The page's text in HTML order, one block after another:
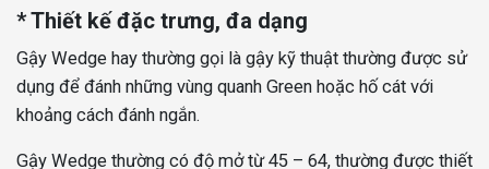
* Thiết kế đặc trưng, đa dạng
Gậy Wedge hay thường gọi là gậy kỹ thuật thường được sử
dụng để đánh những vùng quanh Green hoặc hố cát với
khoảng cách đánh ngắn.
Gậy Wedge thường có độ mở từ 45 – 64, thường được thiết